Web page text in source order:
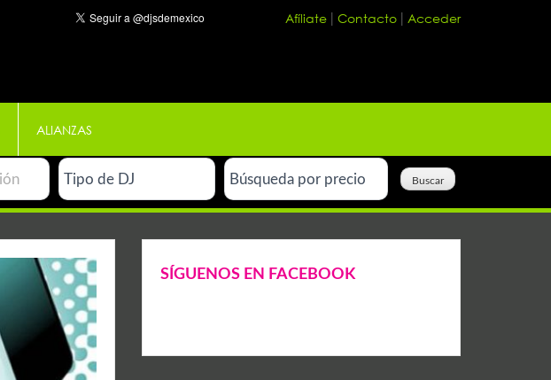
Afíliate Contacto Acceder
ALIANZAS
SÍGUENOS EN FACEBOOK